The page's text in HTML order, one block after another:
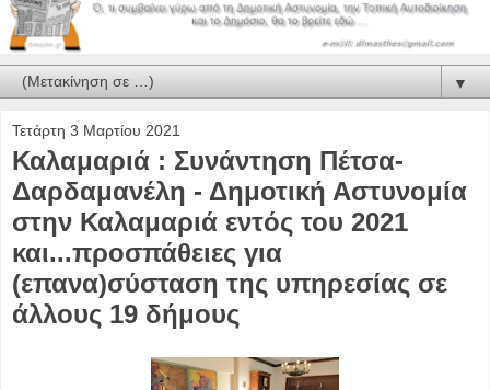
▼
Τετάρτη 3 Μαρτίου 2021
Καλαμαριά : Συνάντηση Πέτσα-
Δαρδαμανέλη - Δημοτική Αστυνομία
στην Καλαμαριά εντός του 2021
και...προσπάθειες για
(επανα)σύσταση της υπηρεσίας σε
άλλους 19 δήμους